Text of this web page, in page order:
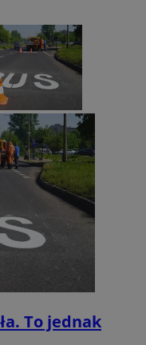
To jednak